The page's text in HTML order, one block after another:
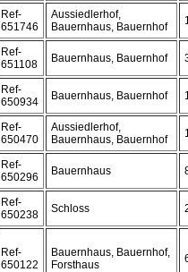
Ref-
651746
Aussiedlerhof,
Bauernhaus, Bauernhof
Ref-
651108
Bauernhaus, Bauernhof
Ref-
650934
Bauernhaus, Bauernhof
Ref-
650470
Aussiedlerhof,
Bauernhaus, Bauernhof
Ref-
650296
Bauernhaus
Ref-
650238
Schloss
Ref-
650122
Bauernhaus, Bauernhof,
Forsthaus